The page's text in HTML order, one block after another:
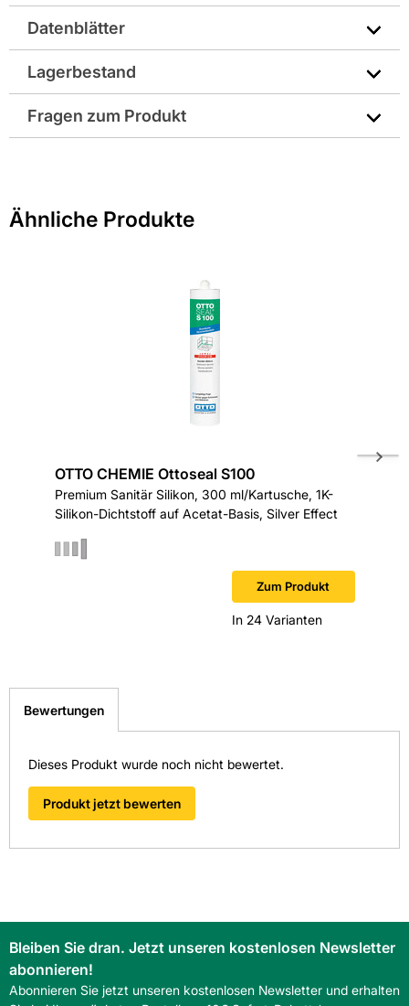
Hersteller-Art.-Nr.: 6510502
EAN: 4030574019258
Datenblätter
Technisches Merkblatt
Lagerbestand
Fragen zum Produkt
schnellstmöglich bearbeiten.
Ähnliche Produkte
OTTO CHEMIE Ottoseal S100
Premium Sanitär Silikon, 300 ml/Kartusche, 1K-
Silikon-Dichtstoff auf Acetat-Basis, Silver Effect
Zum Produkt
In 24 Varianten
Bewertungen
Dieses Produkt wurde noch nicht bewertet.
Produkt jetzt bewerten
Bleiben Sie dran. Jetzt unseren kostenlosen Newsletter
abonnieren!
Abonnieren Sie jetzt unseren kostenlosen Newsletter und erhalten